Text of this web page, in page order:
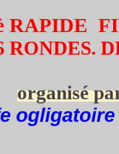
RAPIDE
RONDES.
organisé